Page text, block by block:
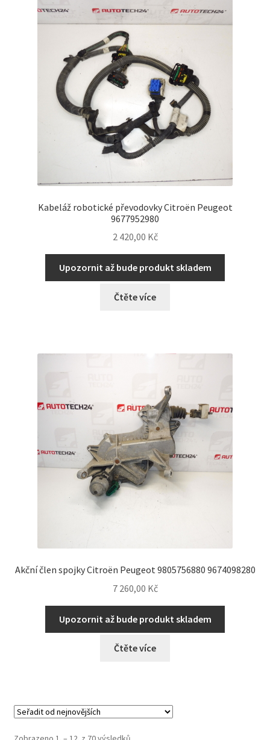
Kabeláž robotické převodovky Citroën Peugeot
9677952980
2 420,00 Kč
Upozornit až bude produkt skladem
Čtěte více
Akční člen spojky Citroën Peugeot 9805756880 9674098280
7 260,00 Kč
Upozornit až bude produkt skladem
Čtěte více
Seřazeno